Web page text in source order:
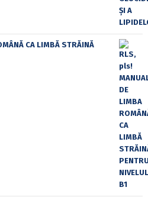
CA LIMBĂ STRĂINĂ